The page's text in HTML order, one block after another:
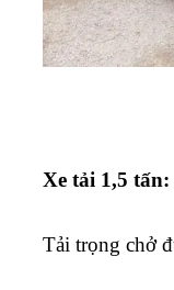
Xe tải 1,5 tấn:
Tải trọng chở